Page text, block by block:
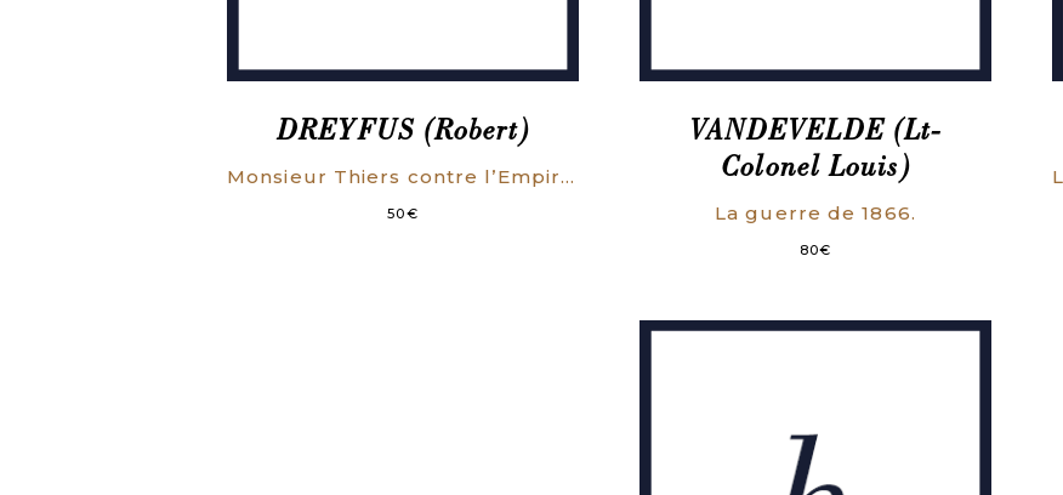
DREYFUS (Robert)
Monsieur Thiers contre l’Empire, la Guerre, la Commune (1869-1871).
50€
VANDEVELDE (Lt-
Colonel Louis)
La guerre de 1866.
80€